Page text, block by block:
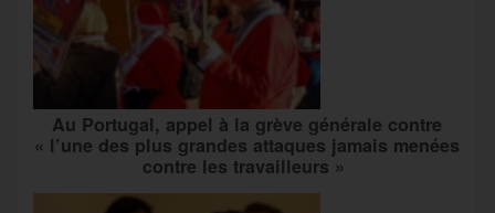
Au Portugal, appel à la grève générale contre
« l’une des plus grandes attaques jamais menées
contre les travailleurs »